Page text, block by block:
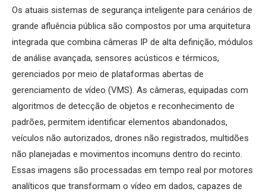
Os atuais sistemas de segurança inteligente para cenários de
grande afluência pública são compostos por uma arquitetura
integrada que combina câmeras IP de alta definição, módulos
de análise avançada, sensores acústicos e térmicos,
gerenciados por meio de plataformas abertas de
gerenciamento de vídeo (VMS). As câmeras, equipadas com
algoritmos de detecção de objetos e reconhecimento de
padrões, permitem identificar elementos abandonados,
veículos não autorizados, drones não registrados, multidões
não planejadas e movimentos incomuns dentro do recinto.
Essas imagens são processadas em tempo real por motores
analíticos que transformam o vídeo em dados, capazes de